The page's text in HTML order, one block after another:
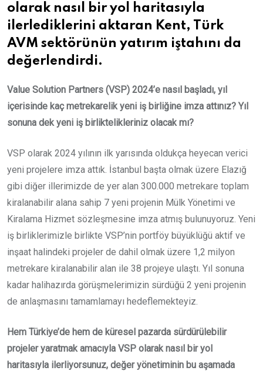
olarak nasıl bir yol haritasıyla
ilerlediklerini aktaran Kent, Türk
AVM sektörünün yatırım iştahını da
değerlendirdi.
Value Solution Partners (VSP) 2024’e nasıl başladı, yıl
içerisinde kaç metrekarelik yeni iş birliğine imza attınız? Yıl
sonuna dek yeni iş birliktelikleriniz olacak mı?
VSP olarak 2024 yılının ilk yarısında oldukça heyecan verici
yeni projelere imza attık. İstanbul başta olmak üzere Elazığ
gibi diğer illerimizde de yer alan 300.000 metrekare toplam
kiralanabilir alana sahip 7 yeni projenin Mülk Yönetimi ve
Kiralama Hizmet sözleşmesine imza atmış bulunuyoruz. Yeni
iş birliklerimizle birlikte VSP’nin portföy büyüklüğü aktif ve
inşaat halindeki projeler de dahil olmak üzere 1,2 milyon
metrekare kiralanabilir alan ile 38 projeye ulaştı. Yıl sonuna
kadar halihazırda görüşmelerimizin sürdüğü 2 yeni projenin
de anlaşmasını tamamlamayı hedeflemekteyiz.
Hem Türkiye’de hem de küresel pazarda sürdürülebilir
projeler yaratmak amacıyla VSP olarak nasıl bir yol
haritasıyla ilerliyorsunuz, değer yönetiminin bu aşamada